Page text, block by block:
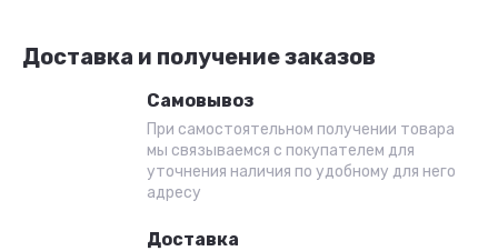
Доставка и получение заказов
Самовывоз
При самостоятельном получении товара
мы связываемся с покупателем для
уточнения наличия по удобному для него
адресу
Доставка